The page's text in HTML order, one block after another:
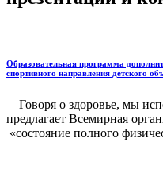
Образовательная программа
спортивного направления детского
Говоря о здоровье, мы
предлагает Всемирная
«состояние полного